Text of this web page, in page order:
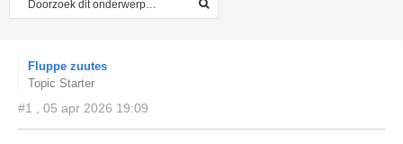
Fluppe zuutes
Topic Starter
#1 , 05 apr 2026 19:09